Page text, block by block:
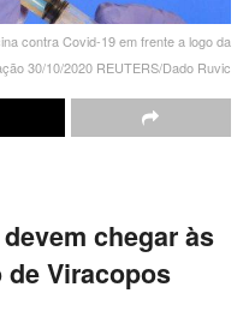
contra Covid-19 em frente a logo da
30/10/2020 REUTERS/Dado Ruvic
chegar às
Viracopos